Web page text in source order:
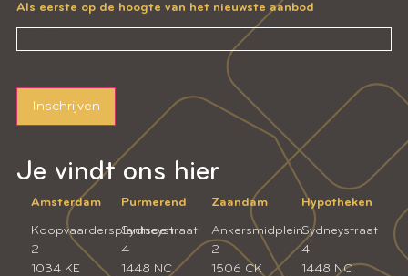
Je vindt ons hier
Amsterdam
Koopvaardersplantsoen
2
1034 KE
Purmerend
Sydneystraat
4
1448 NC
Zaandam
Ankersmidplein
2
1506 CK
Hypotheken
Sydneystraat
4
1448 NC
Als eerste op de hoogte van het nieuwste aanbod
Inschrijven